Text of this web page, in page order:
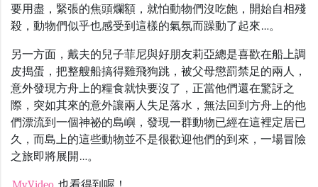
要用盡，緊張的焦頭爛額，就怕動物們沒吃飽，開始自相殘
殺，動物們似乎也感受到這樣的氣氛而躁動了起來…。
另一方面，戴夫的兒子菲尼與好朋友莉亞總是喜歡在船上調
皮搗蛋，把整艘船搞得雞飛狗跳，被父母懲罰禁足的兩人，
意外發現方舟上的糧食就快要沒了，正當他們還在驚訝之
際，突如其來的意外讓兩人失足落水，無法回到方舟上的他
們漂流到一個神祕的島嶼，發現一群動物已經在這裡定居已
久，而島上的這些動物並不是很歡迎他們的到來，一場冒險
之旅即將展開 …。